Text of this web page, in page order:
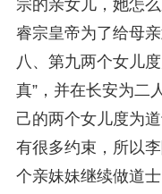
宗的亲女儿，她怎
睿宗皇帝为了给母
八、第九两个女儿
真”，并在长安为二
己的两个女儿度为
有很多约束，所以
个亲妹妹继续做道